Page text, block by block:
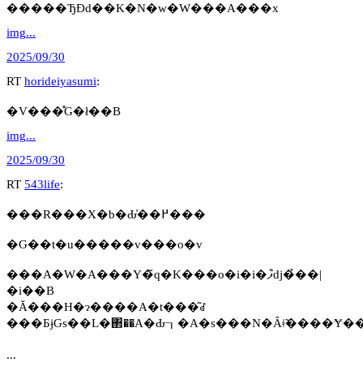
�����ЂƉԁ��K�N�w�W���A���x
img...
2025/09/30
RT horideiyasumi:
�V���̊G�ł��B
img...
2025/09/30
RT 543life:
���R���X�b�Ԃ̓��߂���
�Ԍ��t�u�����v���o�v
���A�W�A���Y�̃q�K���o�i�i�ފ݉ԁj�̉��|
�i��B
�Ă���H�ɂ����A�t���͂ꂽ
...